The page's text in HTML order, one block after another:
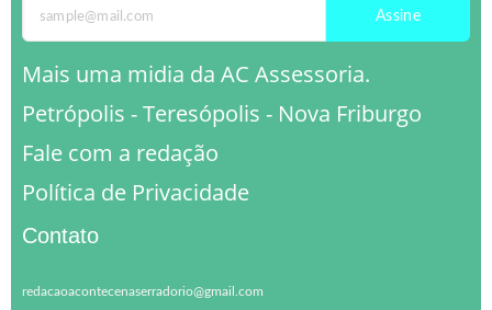
Assine
Mais uma midia da AC Assessoria.
Petrópolis - Teresópolis - Nova Friburgo
Fale com a redação
Política de Privacidade
Contato
redacaoacontecenaserradorio@gmail.com